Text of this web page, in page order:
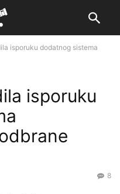
isporuku dodatnog sistema
isporuku
8